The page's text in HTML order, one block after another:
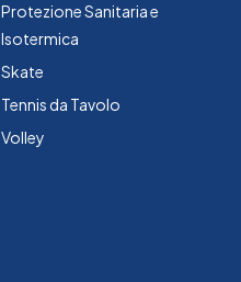
Protezione Sanitaria e
Isotermica
Skate
Tennis da Tavolo
Volley